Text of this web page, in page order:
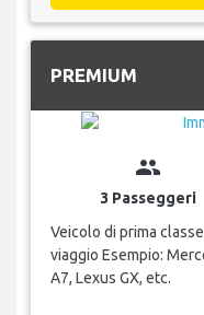
PREMIUM
group
3 Passeggeri
Veicolo di prima
viaggio Esempio:
A7, Lexus GX, etc.